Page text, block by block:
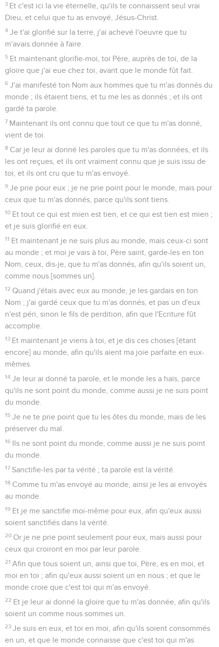
3 Et c'est ici la vie éternelle, qu'ils te connaissent seul vrai
Dieu, et celui que tu as envoyé, Jésus-Christ.
4 Je t'ai glorifié sur la terre, j'ai achevé l'oeuvre que tu
m'avais donnée à faire.
5 Et maintenant glorifie-moi, toi Père, auprès de toi, de la
gloire que j'ai eue chez toi, avant que le monde fût fait.
6 J'ai manifesté ton Nom aux hommes que tu m'as donnés du
monde ; ils étaient tiens, et tu me les as donnés ; et ils ont
gardé ta parole.
7 Maintenant ils ont connu que tout ce que tu m'as donné,
vient de toi.
8 Car je leur ai donné les paroles que tu m'as données, et ils
les ont reçues, et ils ont vraiment connu que je suis issu de
toi, et ils ont cru que tu m'as envoyé.
9 Je prie pour eux ; je ne prie point pour le monde, mais pour
ceux que tu m'as donnés, parce qu'ils sont tiens.
10 Et tout ce qui est mien est tien, et ce qui est tien est mien ;
et je suis glorifié en eux.
11 Et maintenant je ne suis plus au monde, mais ceux-ci sont
au monde ; et moi je vais à toi, Père saint, garde-les en ton
Nom, ceux, dis-je, que tu m'as donnés, afin qu'ils soient un,
comme nous [sommes un].
12 Quand j'étais avec eux au monde, je les gardais en ton
Nom ; j'ai gardé ceux que tu m'as donnés, et pas un d'eux
n'est péri, sinon le fils de perdition, afin que l'Ecriture fût
accomplie.
13 Et maintenant je viens à toi, et je dis ces choses [étant
encore] au monde, afin qu'ils aient ma joie parfaite en eux-
mêmes.
14 Je leur ai donné ta parole, et le monde les a haïs, parce
qu'ils ne sont point du monde, comme aussi je ne suis point
du monde.
15 Je ne te prie point que tu les ôtes du monde, mais de les
préserver du mal.
16 Ils ne sont point du monde, comme aussi je ne suis point
du monde.
17 Sanctifie-les par ta vérité ; ta parole est la vérité.
18 Comme tu m'as envoyé au monde, ainsi je les ai envoyés
au monde.
19 Et je me sanctifie moi-même pour eux, afin qu'eux aussi
soient sanctifiés dans la vérité.
20 Or je ne prie point seulement pour eux, mais aussi pour
ceux qui croiront en moi par leur parole.
21 Afin que tous soient un, ainsi que toi, Père, es en moi, et
moi en toi ; afin qu'eux aussi soient un en nous ; et que le
monde croie que c'est toi qui m'as envoyé.
22 Et je leur ai donné la gloire que tu m'as donnée, afin qu'ils
soient un comme nous sommes un.
23 Je suis en eux, et toi en moi, afin qu'ils soient consommés
en un, et que le monde connaisse que c'est toi qui m'as